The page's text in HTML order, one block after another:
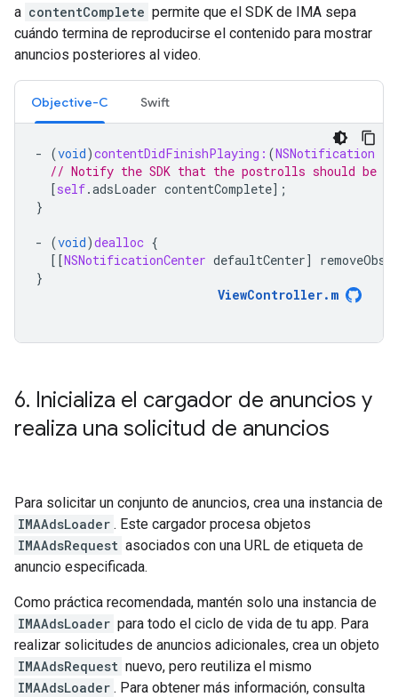
a contentComplete permite que el SDK de IMA sepa
cuándo termina de reproducirse el contenido para mostrar
anuncios posteriores al video.
Objective-C Swift
- (void)contentDidFinishPlaying: (NSNotification
// Notify the SDK that the postrolls should be
[self.adsLoader contentComplete];
}
- (void)dealloc {
[[NSNotificationCenter defaultCenter]
}
ViewController. m
6. Inicializa el cargador de anuncios y
realiza una solicitud de anuncios
Para solicitar un conjunto de anuncios, crea una instancia de
IMAAdsLoader . Este cargador procesa objetos
IMAAdsRequest asociados con una URL de etiqueta de
anuncio especificada.
Como práctica recomendada, mantén solo una instancia de
IMAAdsLoader para todo el ciclo de vida de tu app. Para
realizar solicitudes de anuncios adicionales, crea un objeto
IMAAdsRequest nuevo, pero reutiliza el mismo
IMAAdsLoader . Para obtener más información, consulta